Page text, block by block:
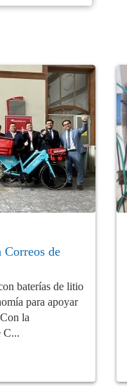
de
baterías de litio
para apoyar
la
C...